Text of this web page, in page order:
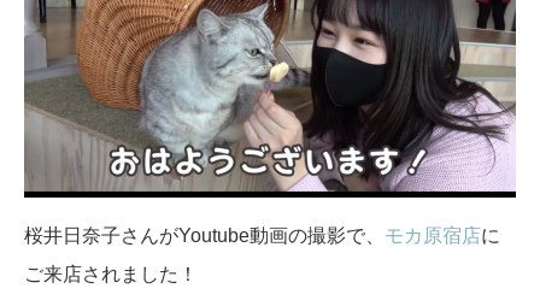
桜井日奈子さんがYoutube動画の撮影で、 モカ原宿店に
ご来店されました！